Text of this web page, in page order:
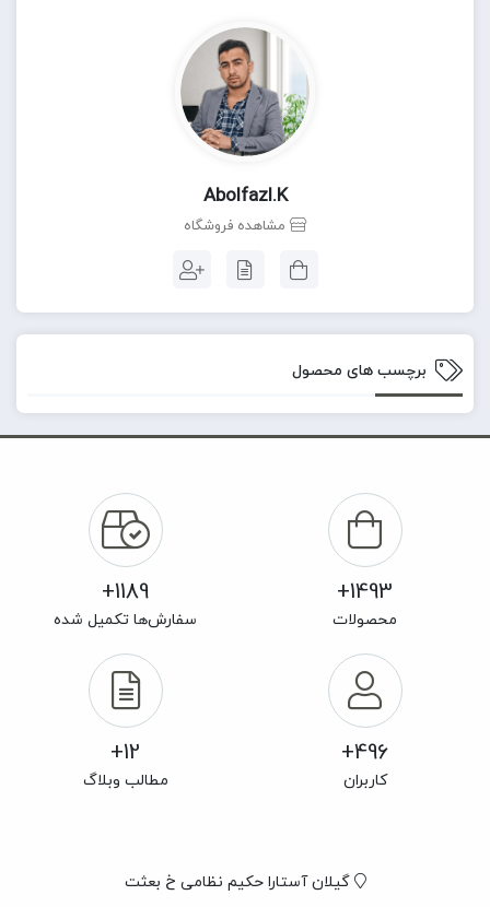
Abolfazl.k
مشاهده فروشگاه
برچسب های محصول
1493+
محصولات
1189+
سفارش‌ها تکمیل شده
496+
کاربران
12+
مطالب وبلاگ
گیلان آستارا حکیم نظامی خ بعثت